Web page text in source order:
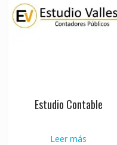
Estudio Contable
Leer más